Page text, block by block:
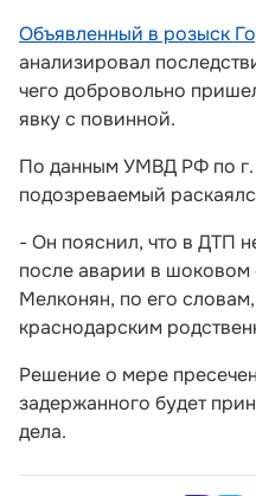
Объявленный в розыск
анализировал
чего добровольно
явку с повинной.
По данным УМВД РФ по г.
подозреваемый
- Он пояснил, что в ДТП
после аварии в
Мелконян, по его
краснодарским
Решение о мере
задержанного будет
дела.